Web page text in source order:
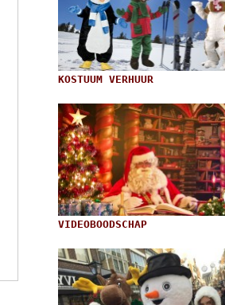
KOSTUUM VERHUUR
VIDEOBOODSCHAP